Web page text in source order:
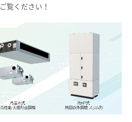
覧ください！